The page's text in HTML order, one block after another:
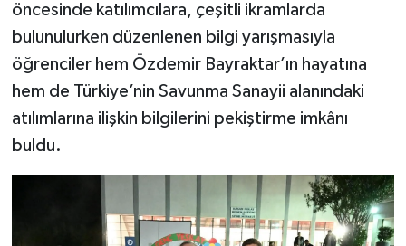
öncesinde katılımcılara, çeşitli ikramlarda
bulunulurken düzenlenen bilgi yarışmasıyla
öğrenciler hem Özdemir Bayraktar’ın hayatına
hem de Türkiye’nin Savunma Sanayii alanındaki
atılımlarına ilişkin bilgilerini pekiştirme imkânı
buldu.